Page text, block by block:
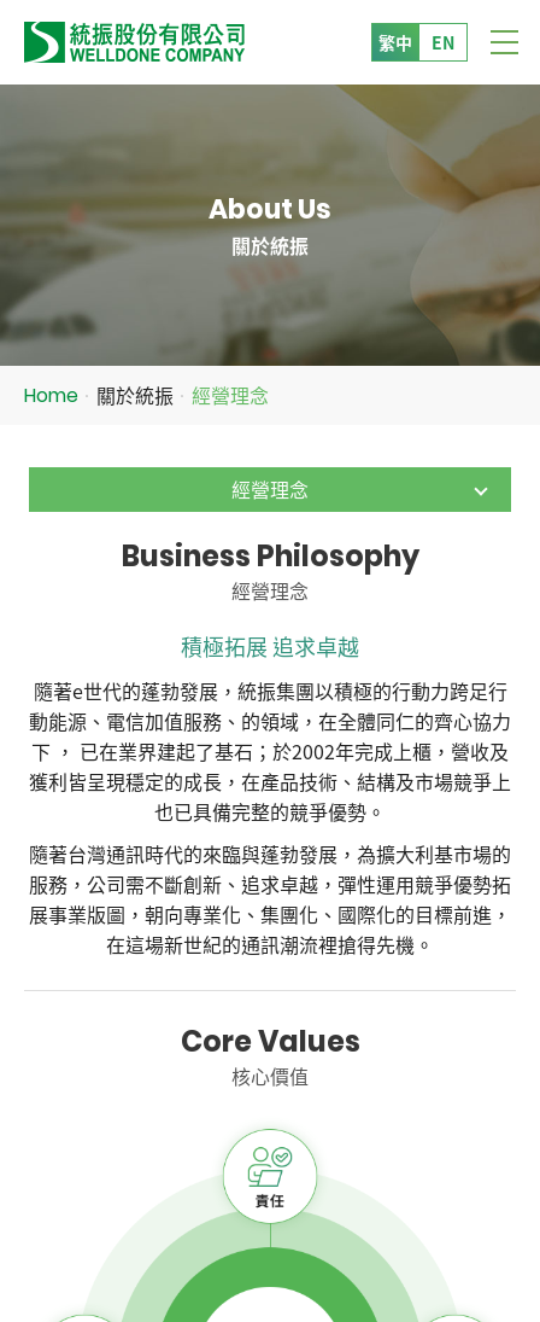
繁中 EN
About Us
關於統振
Home 關於統振 經營理念
經營理念
Business Philosophy
經營理念
積極拓展 追求卓越
隨著e世代的蓬勃發展，統振集團以積極的行動力跨足行
動能源、電信加值服務、的領域，在全體同仁的齊心協力
下 ， 已在業界建起了基石；於2002年完成上櫃，營收及
獲利皆呈現穩定的成長，在產品技術、結構及市場競爭上
也已具備完整的競爭優勢。
隨著台灣通訊時代的來臨與蓬勃發展，為擴大利基市場的
服務，公司需不斷創新、追求卓越，彈性運用競爭優勢拓
展事業版圖，朝向專業化、集團化、國際化的目標前進，
在這場新世紀的通訊潮流裡搶得先機。
Core Values
核心價值